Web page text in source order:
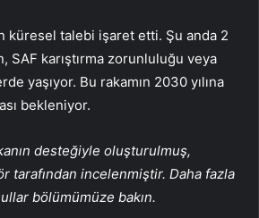
küresel talebi işaret etti. Şu anda 2
SAF karıştırma zorunluluğu veya
yaşıyor. Bu rakamın 2030 yılına
bekleniyor.
desteğiyle oluşturulmuş,
tarafından incelenmiştir. Daha fazla
bölümümüze bakın.